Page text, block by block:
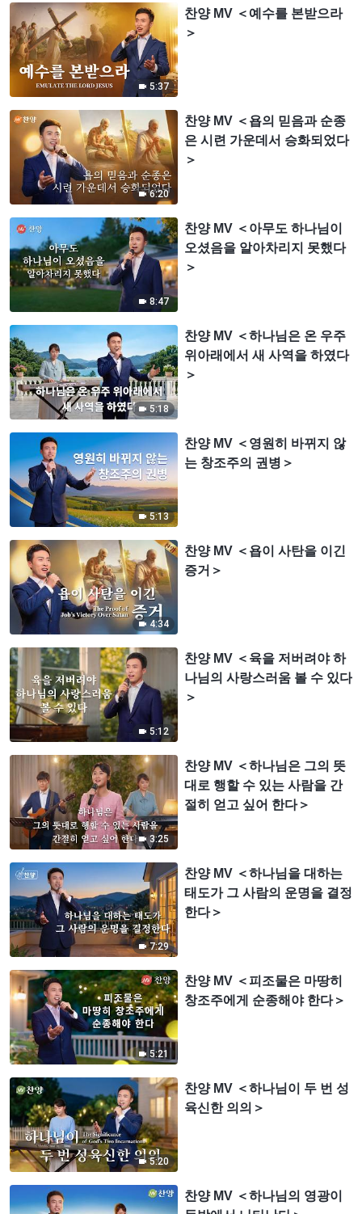
5:37
찬양 MV ＜예수를 본받으라
＞
6:20
찬양 MV ＜욥의 믿음과 순종
은 시련 가운데서 승화되었다
＞
8:47
찬양 MV ＜아무도 하나님이
오셨음을 알아차리지 못했다
＞
5:18
찬양 MV ＜하나님은 온 우주
위아래에서 새 사역을 하였다
＞
5:13
찬양 MV ＜영원히 바뀌지 않
는 창조주의 권병＞
4:34
찬양 MV ＜욥이 사탄을 이긴
증거＞
5:12
찬양 MV ＜육을 저버려야 하
나님의 사랑스러움 볼 수 있다
＞
3:25
찬양 MV ＜하나님은 그의 뜻
대로 행할 수 있는 사람을 간
절히 얻고 싶어 한다＞
7:29
찬양 MV ＜하나님을 대하는
태도가 그 사람의 운명을 결정
한다＞
5:21
찬양 MV ＜피조물은 마땅히
창조주에게 순종해야 한다＞
5:20
찬양 MV ＜하나님이 두 번 성
육신한 의의＞
찬양 MV ＜하나님의 영광이